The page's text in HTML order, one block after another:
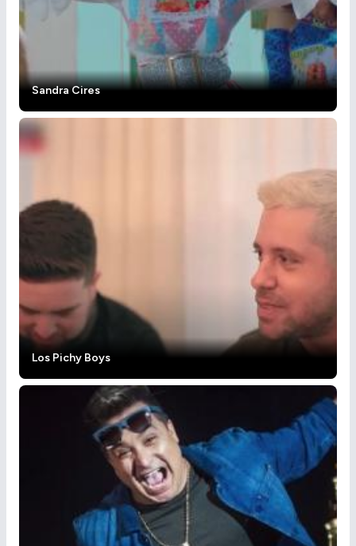
Sandra Cires
Los Pichy Boys